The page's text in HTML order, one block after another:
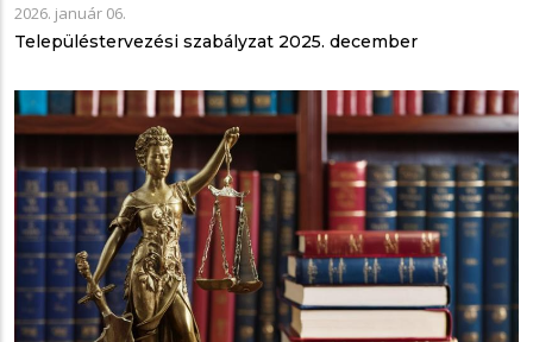
2026. január 06.
Településtervezési szabályzat 2025. december